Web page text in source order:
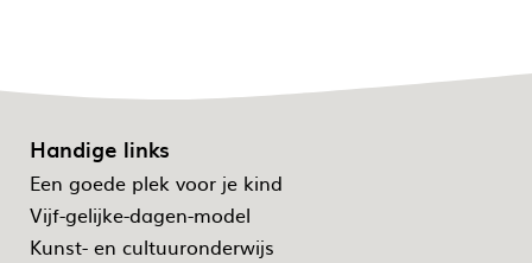
Handige links
Een goede plek voor je kind
Vijf-gelijke-dagen-model
Kunst- en cultuuronderwijs